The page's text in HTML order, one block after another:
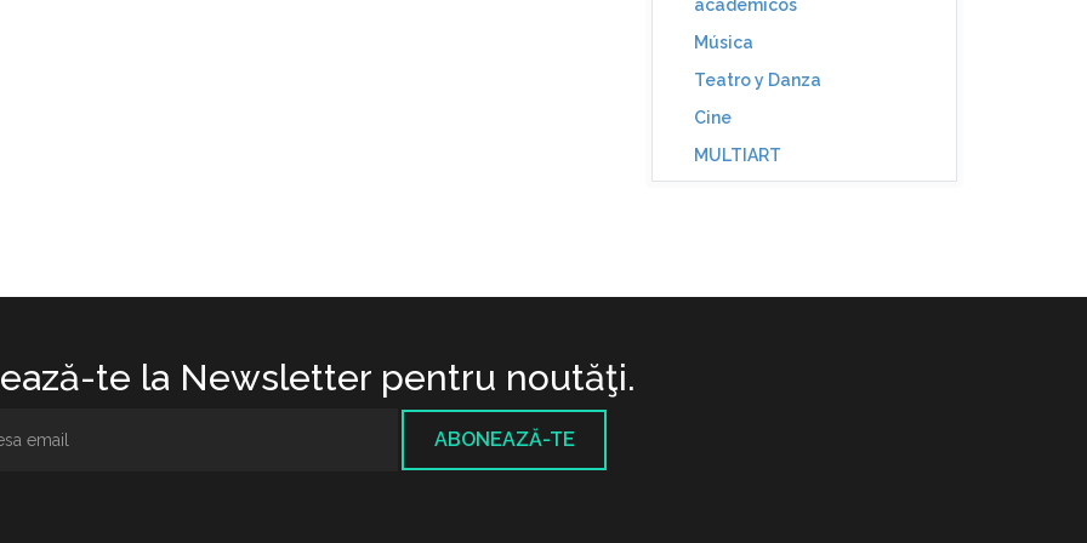
académicos
Música
Teatro y Danza
Cine
MULTIART
te la Newsletter pentru noutăţi.
ABONEAZĂ-TE